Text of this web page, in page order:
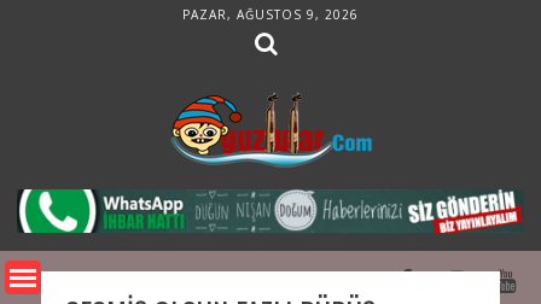
PAZAR, AĞUSTOS 9, 2026